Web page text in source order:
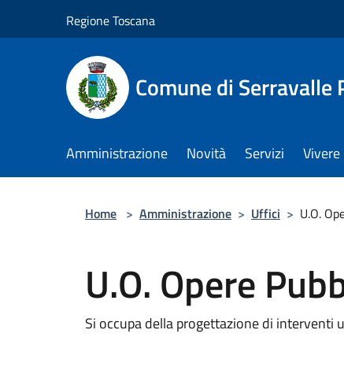
Regione Toscana
Comune di Serravalle
Amministrazione Novità Servizi
Home > Amministrazione > Uffici > U.O.
U.O. Opere
Si occupa della progettazione di